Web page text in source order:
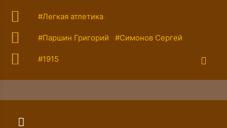
#Легкая атлетика
#Паршин Григорий #Симонов Сергей
#1915